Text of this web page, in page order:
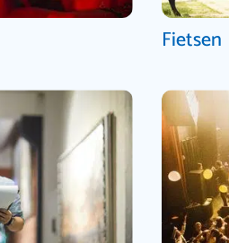
Fietsen